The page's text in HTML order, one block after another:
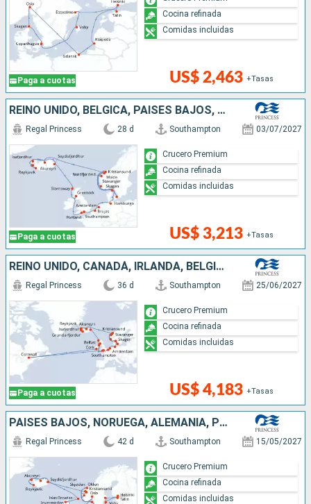
Paga a cuotas US$ 2,463 +Tasas
Cocina refinada
Comidas incluidas
REINO UNIDO, BÉLGICA, PAISES BAJOS, ALEMANIA, DINAMARCA, NORUEGA, ISLANDIA
Paga a cuotas
Regal Princess 28 d Southampton 03/07/2027
US$ 3,213 +Tasas
Crucero Premium
Cocina refinada
Comidas incluidas
REINO UNIDO, CANADÁ, IRLANDA, BÉLGICA, PAISES BAJOS, ALEMANIA, DINAMARCA, NORUEGA, ISLANDIA
Paga a cuotas
Regal Princess 36 d Southampton 25/06/2027
US$ 4,183 +Tasas
Crucero Premium
Cocina refinada
Comidas incluidas
PAISES BAJOS, NORUEGA, ALEMANIA, POLONIA, FINLANDIA, ESTONIA, SUECIA, DINAMARCA, ISLANDIA, REINO UNIDO, BÉLGICA
Regal Princess 42 d Southampton 15/05/2027
Crucero Premium
Cocina refinada
Comidas incluidas